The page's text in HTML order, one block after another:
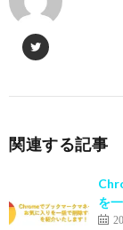
関連する記事
を